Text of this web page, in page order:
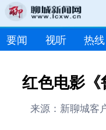
要闻 视听 热线
红色电影《
来源：新聊城